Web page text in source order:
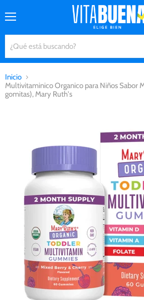
Inicio
Multivitaminico Organico para Niños Sabor
gomitas), Mary Ruth's